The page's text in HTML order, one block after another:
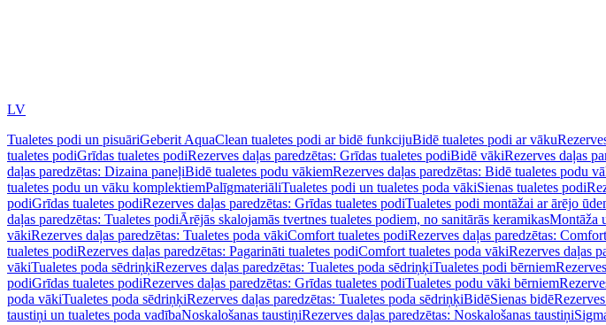
LV
Tualetes podi un pisuāriGeberit AquaClean tualetes podi ar bidē funkcijuBidē tualetes podi ar vāku
tualetes podiGrīdas tualetes podiRezerves daļas paredzētas: Grīdas tualetes podiBidē vākiRezerves daļas
daļas paredzētas: Dizaina paneļiBidē tualetes podu vākiemRezerves daļas paredzētas: Bidē tualetes podu
tualetes podu un vāku komplektiemPalīgmateriāliTualetes podi un tualetes poda vākiSienas tualetes podi
podiGrīdas tualetes podiRezerves daļas paredzētas: Grīdas tualetes podiTualetes podi montāžai ar ārējo
daļas paredzētas: Tualetes podiĀrējās skalojamās tvertnes tualetes podiem, no sanitārās keramikasMontāža
vākiRezerves daļas paredzētas: Tualetes poda vākiComfort tualetes podiRezerves daļas paredzētas:
tualetes podiRezerves daļas paredzētas: Pagarināti tualetes podiComfort tualetes poda vākiRezerves daļas
vākiTualetes poda sēdriņķiRezerves daļas paredzētas: Tualetes poda sēdriņķiTualetes podi bērniem
podiGrīdas tualetes podiRezerves daļas paredzētas: Grīdas tualetes podiTualetes podu vāki bērniem
poda vākiTualetes poda sēdriņķiRezerves daļas paredzētas: Tualetes poda sēdriņķiBidēSienas bidē
taustiņi un tualetes poda vadībaNoskalošanas taustiņiRezerves daļas paredzētas: Noskalošanas taustiņi